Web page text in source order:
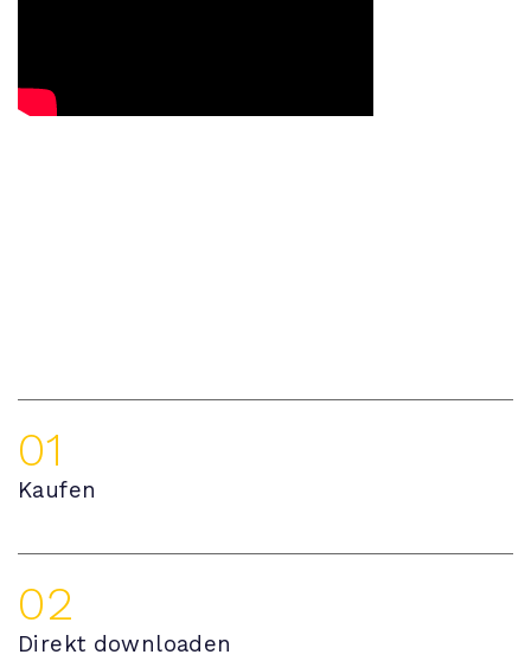
01
Kaufen
02
Direkt downloaden